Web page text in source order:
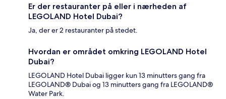
Er der restauranter på eller i nærheden af
LEGOLAND Hotel Dubai?
Ja, der er 2 restauranter på stedet.
Hvordan er området omkring LEGOLAND Hotel
Dubai?
LEGOLAND Hotel Dubai ligger kun 13 minutters gang fra
LEGOLAND® Dubai og 13 minutters gang fra LEGOLAND®
Water Park.